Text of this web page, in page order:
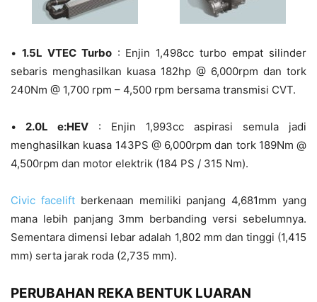
• 1.5L VTEC Turbo: Enjin 1,498cc turbo empat silinder
sebaris menghasilkan kuasa 182hp @ 6,000rpm dan tork
240Nm @ 1,700 rpm – 4,500 rpm bersama transmisi CVT.
• 2.0L e:HEV : Enjin 1,993cc aspirasi semula jadi
menghasilkan kuasa 143PS @ 6,000rpm dan tork 189Nm @
4,500rpm dan motor elektrik (184 PS / 315 Nm).
Civic faceliftberkenaan memiliki panjang 4,681mm yang
mana lebih panjang 3mm berbanding versi sebelumnya.
Sementara dimensi lebar adalah 1,802 mm dan tinggi (1,415
mm) serta jarak roda (2,735 mm).
PERUBAHAN REKA BENTUK LUARAN